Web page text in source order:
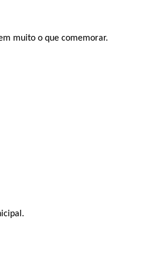
muito o que comemorar.